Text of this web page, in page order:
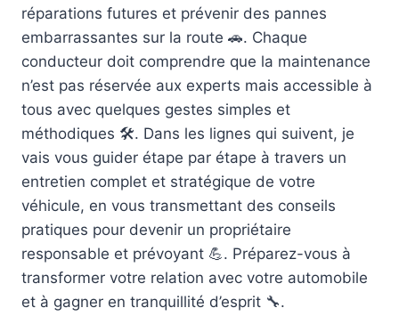
réparations futures et prévenir des pannes
embarrassantes sur la route 🚗. Chaque
conducteur doit comprendre que la maintenance
n’est pas réservée aux experts mais accessible à
tous avec quelques gestes simples et
méthodiques 🛠️. Dans les lignes qui suivent, je
vais vous guider étape par étape à travers un
entretien complet et stratégique de votre
véhicule, en vous transmettant des conseils
pratiques pour devenir un propriétaire
responsable et prévoyant 💪. Préparez-vous à
transformer votre relation avec votre automobile
et à gagner en tranquillité d’esprit 🔧.